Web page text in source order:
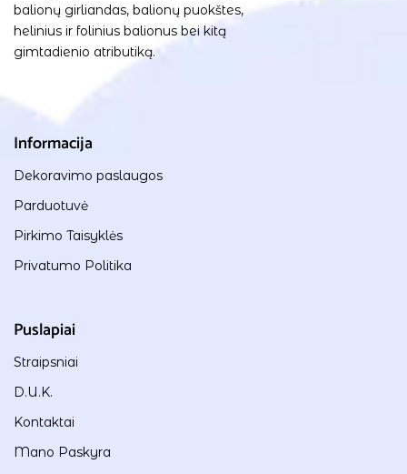
balionų girliandas, balionų puokštes,
helinius ir folinius balionus bei kitą
gimtadienio atributiką.
Informacija
Dekoravimo paslaugos
Parduotuvė
Pirkimo Taisyklės
Privatumo Politika
Puslapiai
Straipsniai
D.U.K.
Kontaktai
Mano Paskyra